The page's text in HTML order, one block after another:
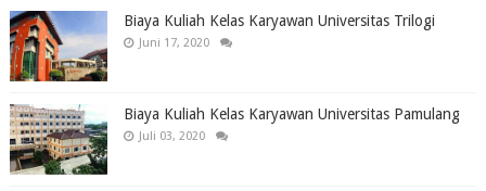
Biaya Kuliah Kelas Karyawan Universitas Trilogi
Juni 17, 2020
Biaya Kuliah Kelas Karyawan Universitas Pamulang
Juli 03, 2020